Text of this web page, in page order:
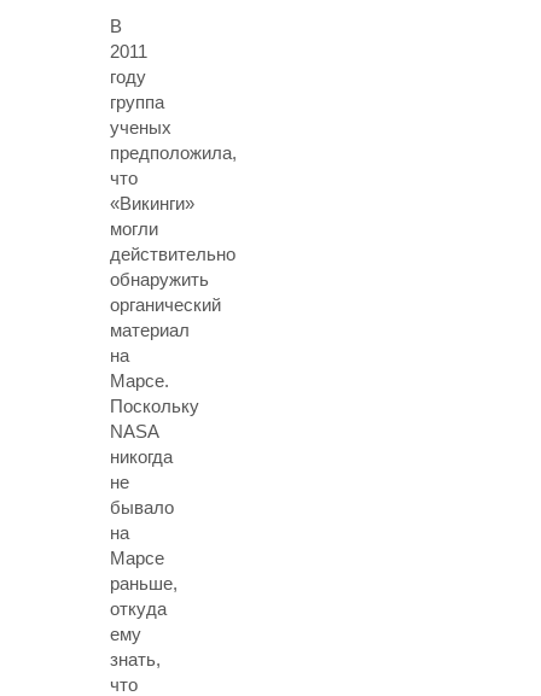
В
2011
году
группа
ученых
предположила,
что
«Викинги»
могли
действительно
обнаружить
органический
материал
на
Марсе.
Поскольку
NASA
никогда
не
бывало
на
Марсе
раньше,
откуда
ему
знать,
что